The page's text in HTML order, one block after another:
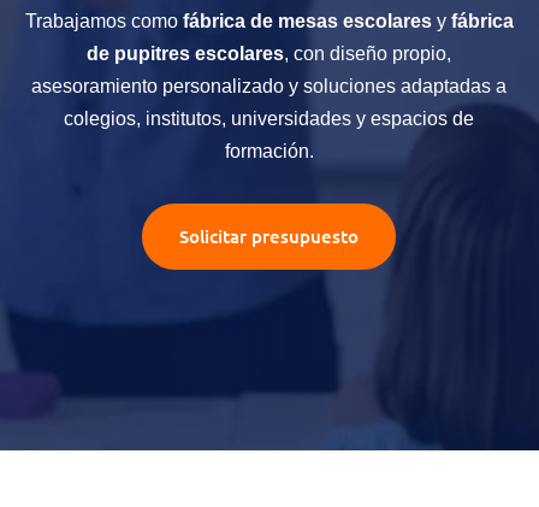
Trabajamos como fábrica de mesas escolaresy fábrica
de pupitres escolares, con diseño propio,
asesoramiento personalizado y soluciones adaptadas a
colegios, institutos, universidades y espacios de
formación.
Solicitar presupuesto